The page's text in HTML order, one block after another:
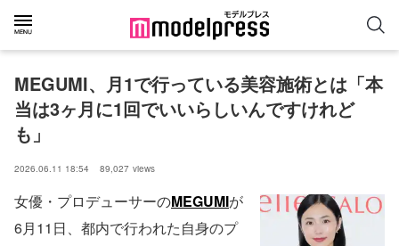
MEGUMI、月1で行っている美容施術とは「本
当は3ヶ月に1回でいいらしいんですけれど
も」
2026.06.11 18:54 89,027 views
女優・プロデューサーのMEGUMIが
6月11日、都内で行われた自身のプ